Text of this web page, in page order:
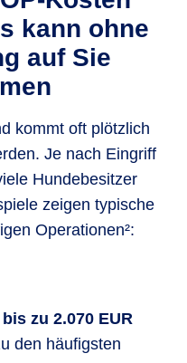
kann ohne
auf Sie
kommt oft plötzlich
Je nach Eingriff
Hundebesitzer
zeigen typische
Operationen²:
zu 2.070 EUR
den häufigsten